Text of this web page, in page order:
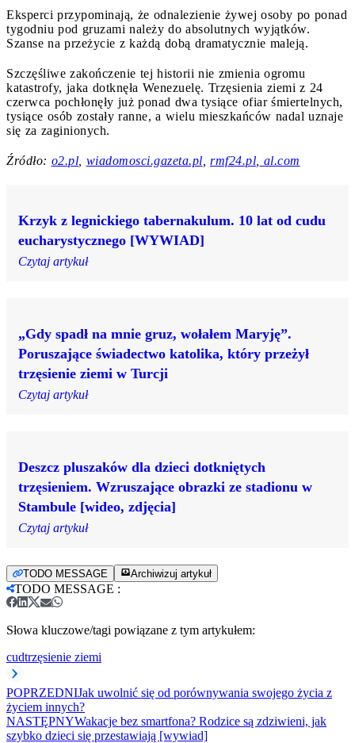
Eksperci przypominają, że odnalezienie żywej osoby po ponad
tygodniu pod gruzami należy do absolutnych wyjątków.
Szanse na przeżycie z każdą dobą dramatycznie maleją.
Szczęśliwe zakończenie tej historii nie zmienia ogromu
katastrofy, jaka dotknęła Wenezuelę. Trzęsienia ziemi z 24
czerwca pochłonęły już ponad dwa tysiące ofiar śmiertelnych,
tysiące osób zostały ranne, a wielu mieszkańców nadal uznaje
się za zaginionych.
Źródło: o2.pl wiadomosci.gazeta.pl rmf24.pl al.com
Krzyk z legnickiego tabernakulum. 10 lat od cudu
eucharystycznego [WYWIAD]
Czytaj artykuł
„Gdy spadł na mnie gruz, wołałem Maryję”.
Poruszające świadectwo katolika, który przeżył
trzęsienie ziemi w Turcji
Czytaj artykuł
Deszcz pluszaków dla dzieci dotkniętych
trzęsieniem. Wzruszające obrazki ze stadionu w
Stambule [wideo, zdjęcia]
Czytaj artykuł
TODO MESSAGE Archiwizuj artykuł
TODO MESSAGE :
Słowa kluczowe/tagi powiązane z tym artykułem:
cudtrzęsienie ziemi
POPRZEDNIJak uwolnić się od porównywania swojego życia z
życiem innych?
NASTĘPNYWakacje bez smartfona? Rodzice są zdziwieni, jak
szybko dzieci się przestawiają [wywiad]